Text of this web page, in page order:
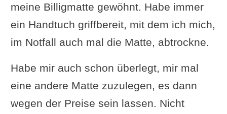
meine Billigmatte gewöhnt. Habe immer
ein Handtuch griffbereit, mit dem ich mich,
im Notfall auch mal die Matte, abtrockne.
Habe mir auch schon überlegt, mir mal
eine andere Matte zuzulegen, es dann
wegen der Preise sein lassen. Nicht